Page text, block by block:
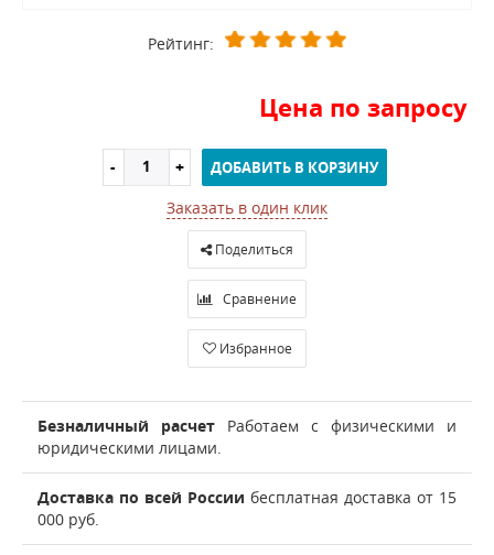
Рейтинг:
Цена по запросу
ДОБАВИТЬ В КОРЗИНУ
Заказать в один клик
Поделиться
Сравнение
Избранное
Безналичный расчет Работаем с физическими и
юридическими лицами.
Доставка по всей России бесплатная доставка от 15
000 руб.